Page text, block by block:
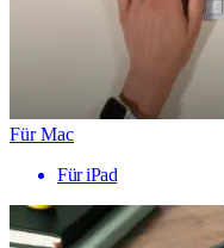
Für Mac
Für iPad